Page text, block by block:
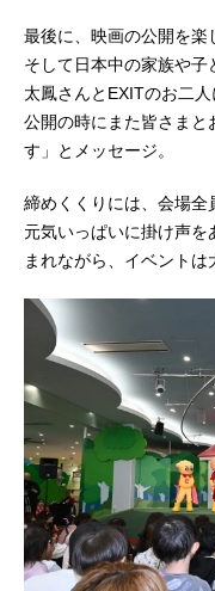
最後に、映画の公開を楽
そして日本中の家族や
太鳳さんとEXITのお二
公開の時にまた皆さまと
す」とメッセージ。
締めくくりには、会場全
元気いっぱいに掛け声
まれながら、イベントは